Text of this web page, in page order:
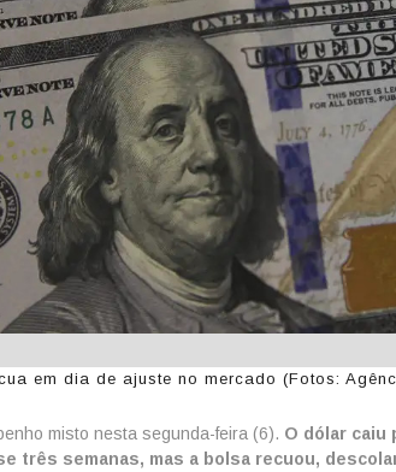
em dia de ajuste no mercado (Fotos:
misto nesta segunda-feira (6). O dólar caiu
três semanas, mas a bolsa recuou,